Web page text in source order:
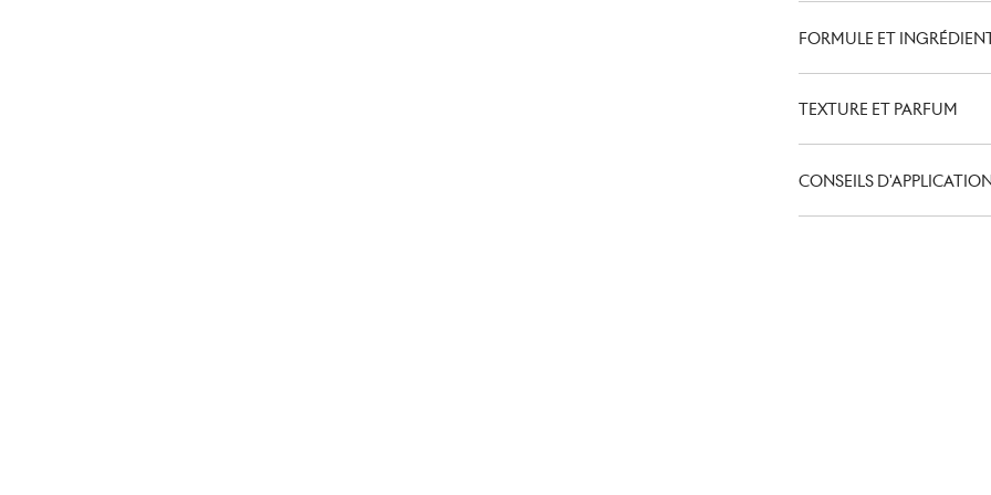
FORMULE ET
TEXTURE ET PARFUM
CONSEILS